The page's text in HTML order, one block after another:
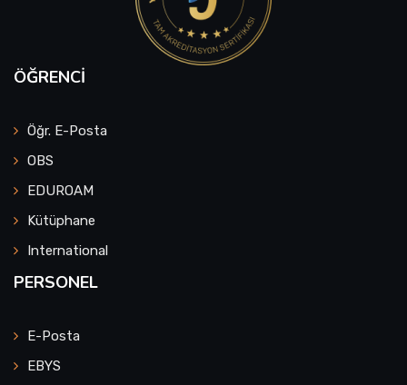
ÖĞRENCI
Öğr. E-Posta
OBS
EDUROAM
Kütüphane
International
PERSONEL
E-Posta
EBYS